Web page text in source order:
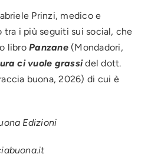
Prinzi, medico e
i più seguiti sui social, che
libroPanzane(Mondadori,
ci vuole grassidel dott.
buona, 2026) di cui è
Edizioni